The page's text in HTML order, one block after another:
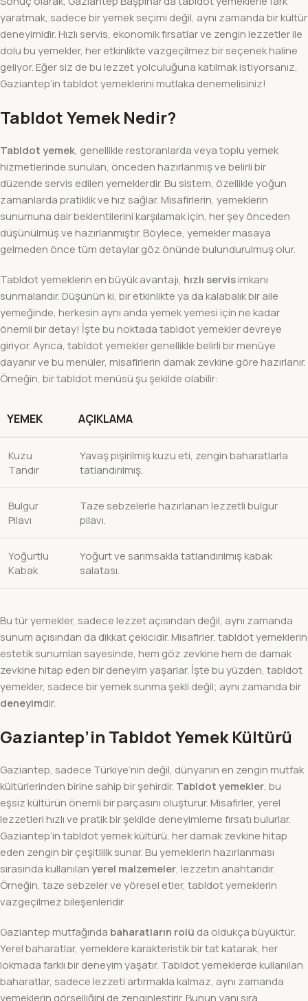
yaratmak, sadece bir yemek seçimi değil, aynı zamanda bir kültür
deneyimidir. Hızlı servis, ekonomik fırsatlar ve zengin lezzetler ile
dolu bu yemekler, her etkinlikte vazgeçilmez bir seçenek haline
geliyor. Eğer siz de bu lezzet yolculuğuna katılmak istiyorsanız,
Gaziantep’in tabldot yemeklerini mutlaka denemelisiniz!
Tabldot Yemek Nedir?
Tabldot yemek, genellikle restoranlarda veya toplu yemek
hizmetlerinde sunulan, önceden hazırlanmış ve belirli bir
düzende servis edilen yemeklerdir. Bu sistem, özellikle yoğun
zamanlarda pratiklik ve hız sağlar. Misafirlerin, yemeklerin
sunumuna dair beklentilerini karşılamak için, her şey önceden
düşünülmüş ve hazırlanmıştır. Böylece, yemekler masaya
gelmeden önce tüm detaylar göz önünde bulundurulmuş olur.
Tabldot yemeklerin en büyük avantajı, hızlı servisimkanı
sunmalarıdır. Düşünün ki, bir etkinlikte ya da kalabalık bir aile
yemeğinde, herkesin aynı anda yemek yemesi için ne kadar
önemli bir detay! İşte bu noktada tabldot yemekler devreye
giriyor. Ayrıca, tabldot yemekler genellikle belirli bir menüye
dayanır ve bu menüler, misafirlerin damak zevkine göre hazırlanır.
Örneğin, bir tabldot menüsü şu şekilde olabilir:
YEMEK AÇIKLAMA
Kuzu
Tandır
Yavaş pişirilmiş kuzu eti, zengin baharatlarla
tatlandırılmış.
Bulgur
Pilavı
Taze sebzelerle hazırlanan lezzetli bulgur
pilavı.
Yoğurtlu
Kabak
Yoğurt ve sarımsakla tatlandırılmış kabak
salatası.
Bu tür yemekler, sadece lezzet açısından değil, aynı zamanda
sunum açısından da dikkat çekicidir. Misafirler, tabldot yemeklerin
estetik sunumları sayesinde, hem göz zevkine hem de damak
zevkine hitap eden bir deneyim yaşarlar. İşte bu yüzden, tabldot
yemekler, sadece bir yemek sunma şekli değil; aynı zamanda bir
deneyimdir.
Gaziantep’in Tabldot Yemek Kültürü
Gaziantep, sadece Türkiye’nin değil, dünyanın en zengin mutfak
kültürlerinden birine sahip bir şehirdir. Tabldot yemekler, bu
eşsiz kültürün önemli bir parçasını oluşturur. Misafirler, yerel
lezzetleri hızlı ve pratik bir şekilde deneyimleme fırsatı bulurlar.
Gaziantep’in tabldot yemek kültürü, her damak zevkine hitap
eden zengin bir çeşitlilik sunar. Bu yemeklerin hazırlanması
sırasında kullanılanyerel malzemeler, lezzetin anahtarıdır.
Örneğin, taze sebzeler ve yöresel etler, tabldot yemeklerin
vazgeçilmez bileşenleridir.
Gaziantep mutfağında baharatların rolü da oldukça büyüktür.
Yerel baharatlar, yemeklere karakteristik bir tat katarak, her
lokmada farklı bir deneyim yaşatır. Tabldot yemeklerde kullanılan
baharatlar, sadece lezzeti artırmakla kalmaz, aynı zamanda
yemeklerin görselliğini de zenginleştirir. Bunun yanı sıra,